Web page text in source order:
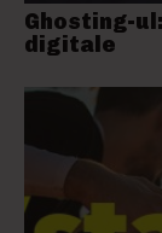
Ghosting-
digitale